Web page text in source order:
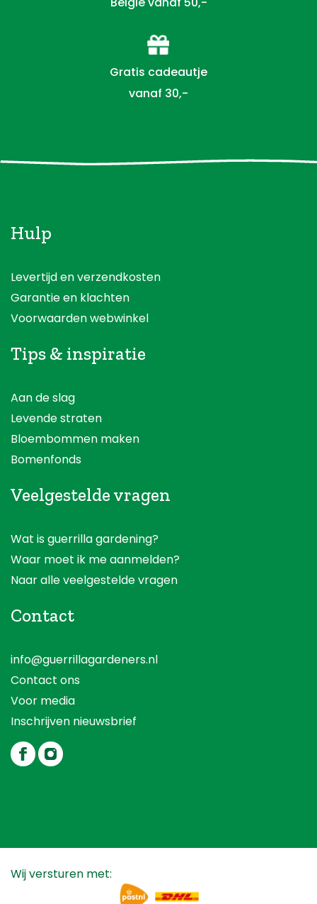
Gratis cadeautje
vanaf 30,-
Hulp
Levertijd en verzendkosten
Garantie en klachten
Voorwaarden webwinkel
Tips & inspiratie
Aan de slag
Levende straten
Bloembommen maken
Bomenfonds
Veelgestelde vragen
Wat is guerrilla gardening?
Waar moet ik me aanmelden?
Naar alle veelgestelde vragen
Contact
info@guerrillagardeners.nl
Contact ons
Voor media
Inschrijven nieuwsbrief
Wij versturen met: